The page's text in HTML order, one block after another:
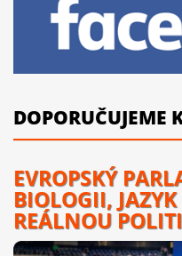
DOPORUČUJEME
EVROPSKÝ
BIOLOGII,
REÁLNOU